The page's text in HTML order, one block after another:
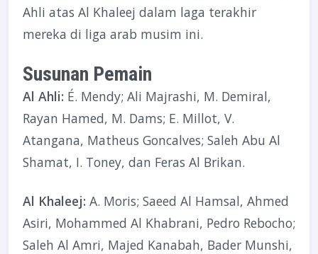
Ahli atas Al Khaleej dalam laga terakhir
mereka di liga arab musim ini.
Susunan Pemain
Al Ahli: É. Mendy; Ali Majrashi, M. Demiral,
Rayan Hamed, M. Dams; E. Millot, V.
Atangana, Matheus Goncalves; Saleh Abu Al
Shamat, I. Toney, dan Feras Al Brikan.
Al Khaleej: A. Moris; Saeed Al Hamsal, Ahmed
Asiri, Mohammed Al Khabrani, Pedro Rebocho;
Saleh Al Amri, Majed Kanabah, Bader Munshi,